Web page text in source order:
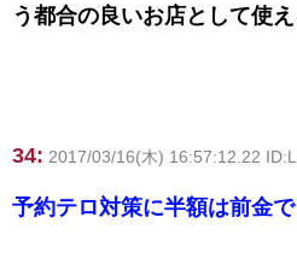
う都合の良いお店として使
34: 2017/03/16(木) 16:57:12.22
予約テロ対策に半額は前金で